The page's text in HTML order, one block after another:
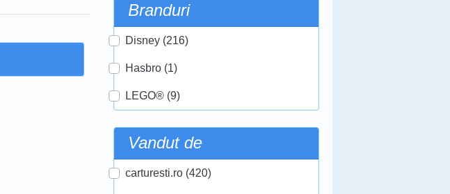
Branduri
Disney (216)
Hasbro (1)
LEGO® (9)
Vandut de
carturesti.ro (420)